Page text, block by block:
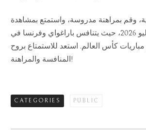
وقم بمراهنة مدروسة، واستمتع بمشاهدة
المباراة في 4 يوليو 2026، حيث يتنافس باراغواي وفرنسا في
كأس العالم. استعد للاستمتاع بروح
المنافسة والمراهنة!
CATEGORIES PUBLIC